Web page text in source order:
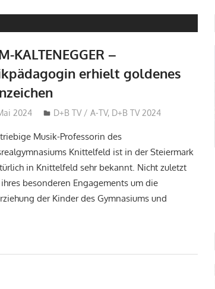
KALTENEGGER –
erhielt goldenes
2024 Hans-Joachim Schlobach
D+B TV / A-TV, D+B TV 2024
Musik-Professorin des
Knittelfeld ist in der Steiermark
in Knittelfeld sehr bekannt. Nicht zuletzt
besonderen Engagements um die
der Kinder des Gymnasiums und